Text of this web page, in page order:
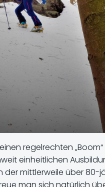
regelrechten
einheitlichen
der mittlerweile über